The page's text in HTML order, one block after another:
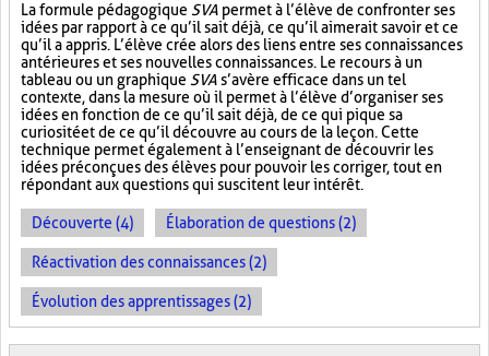
La formule pédagogique SVA permet à l’élève de confronter ses
idées par rapport à ce qu’il sait déjà, ce qu’il aimerait savoir et ce
qu’il a appris. L’élève crée alors des liens entre ses connaissances
antérieures et ses nouvelles connaissances. Le recours à un
tableau ou un graphique SVA s’avère efficace dans un tel
contexte, dans la mesure où il permet à l’élève d’organiser ses
idées en fonction de ce qu’il sait déjà, de ce qui pique sa
curiosité et de ce qu’il découvre au cours de la leçon. Cette
technique permet également à l’enseignant de découvrir les
idées préconçues des élèves pour pouvoir les corriger, tout en
répondant aux questions qui suscitent leur intérêt.
Découverte (4) Élaboration de questions (2)
Réactivation des connaissances (2)
Évolution des apprentissages (2)